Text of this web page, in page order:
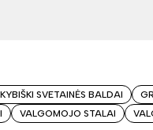
SVETAINĖS BALDAI
VALGOMOJO STALAI